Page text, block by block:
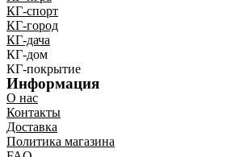
КГ-спорт
КГ-город
КГ-дача
КГ-дом
КГ-покрытие
Информация
О нас
Контакты
Доставка
Политика магазина